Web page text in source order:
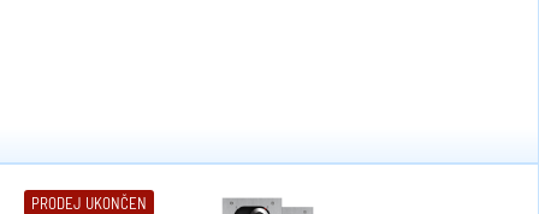
PRODEJ UKONČEN